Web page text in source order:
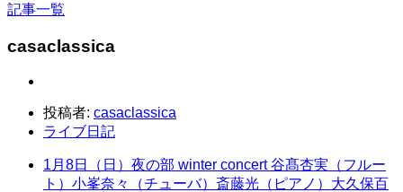
記事一覧
casaclassica
投稿者: casaclassica
ライブ日記
1月8日（日）夜の部 winter concert 谷髙杏実（フルー
ト）小峯奈々（チューバ）斎藤光（ピアノ）大久保百